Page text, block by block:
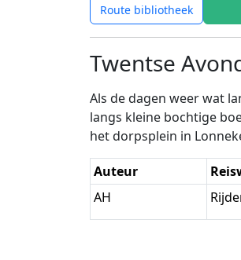
Route bibliotheek
Twentse
Als de dagen weer wat
langs kleine bochtige
het dorpsplein in
Auteur
AH